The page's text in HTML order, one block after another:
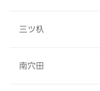
三ツ杁
南穴田